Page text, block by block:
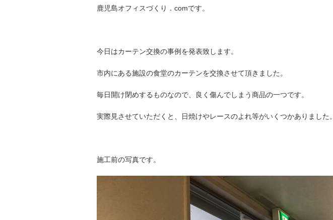
鹿児島オフィスづくり．comです。
今日はカーテン交換の事例を発表致します。
市内にある施設の食堂のカーテンを交換させて頂きました。
毎日開け閉めするものなので、良く傷んでしまう商品の一つです。
実際見させていただくと、日焼けやレースのよれ等がいくつかありました。
施工前の写真です。